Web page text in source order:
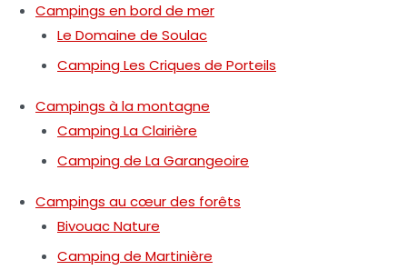
Campings en bord de mer
Le Domaine de Soulac
Camping Les Criques de Porteils
Campings à la montagne
Camping La Clairière
Camping de La Garangeoire
Campings au cœur des forêts
Bivouac Nature
Camping de Martinière